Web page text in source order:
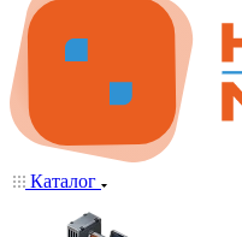
Каталог